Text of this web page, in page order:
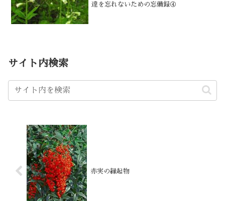
達を忘れないための忘備録④
サイト内検索
赤実の縁起物